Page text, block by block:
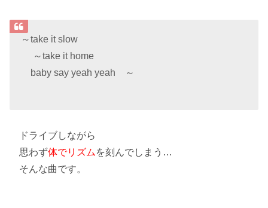
～take it slow
～take it home
baby say yeah yeah ～
ドライブしながら
思わず体でリズム を刻んでしまう…
そんな曲です。